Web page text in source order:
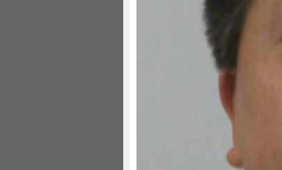
当然这方面，对于政府来讲
二、可能就会导致社会动荡
机引而不发，或者引而不能发
从欧洲到美国、到日本，我
度振动的可能性更小，什么
终意识到过去措施都是徒劳
为此付出沉重代价，现在代